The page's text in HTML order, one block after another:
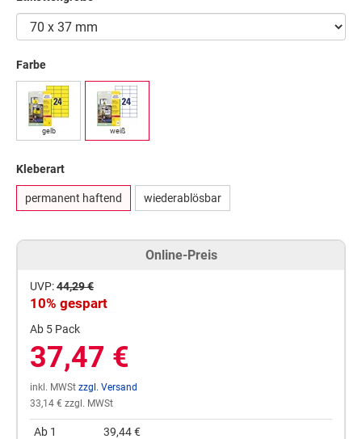
Farbe
gelb weiß
Kleberart
permanent haftend wiederablösbar
Online-Preis
UVP:44,29 €
10% gespart
Ab 5 Pack
37,47 €
inkl. MWSt zzgl. Versand
33,14 € zzgl. MWSt
Ab 1
39,44 €